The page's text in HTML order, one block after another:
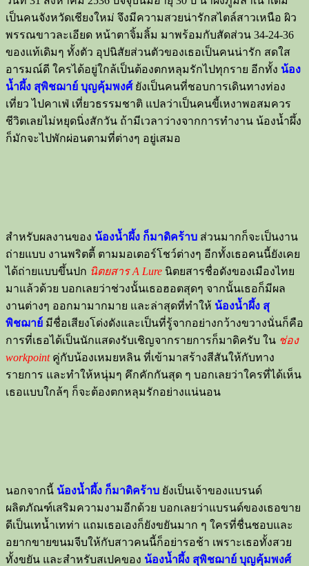
เป็นคนจังหวัดเชียงใหม่ จึงมีความสวยน่ารักสไตล์สาวเหนือ ผิว
พรรณขาวละเอียด หน้าตาจิ้มลิ้ม มาพร้อมกับสัดส่วน 34-24-36
ของแท้เดิมๆ ทั้งตัว อุปนิสัยส่วนตัวของเธอเป็นคนน่ารัก สดใส
อารมณ์ดี ใครได้อยู่ใกล้เป็นต้องตกหลุมรักไปทุกราย อีกทั้ง น้อง
น้ำผึ้ง สุพิชฌาย์ บุญคุ้มพงศ์ ยังเป็นคนที่ชอบการเดินทางท่อง
เที่ยว ไปคาเฟ่ เที่ยวธรรมชาติ แปลว่าเป็นคนขี้เหงาพอสมควร
ชีวิตเลยไม่หยุดนิ่งสักวัน ถ้ามีเวลาว่างจากการทำงาน น้องน้ำผึ้ง
ก็มักจะไปพักผ่อนตามที่ต่างๆ อยู่เสมอ
สำหรับผลงานของ น้องน้ำผึ้ง ก็มาดิคร้าบ ส่วนมากก็จะเป็นงาน
ถ่ายแบบ งานพริตตี้ ตามมอเตอร์โชว์ต่างๆ อีกทั้งเธอคนนี้ยังเคย
ได้ถ่ายแบบขึ้นปก นิตยสาร A Lure นิตยสารชื่อดังของเมืองไทย
มาแล้วด้วย บอกเลยว่าช่วงนั้นเธอฮอตสุดๆ จากนั้นเธอก็มีผล
งานต่างๆ ออกมามากมาย และล่าสุดที่ทำให้ น้องน้ำผึ้ง สุ
พิชฌาย์ มีชื่อเสียงโด่งดังและเป็นที่รู้จากอย่างกว้างขวางนั่นก็คือ
การที่เธอได้เป็นนักแสดงรับเชิญจากรายการก็มาดิครับ ใน ช่อง
workpoint คู่กับน้องเหมยหลิน ที่เข้ามาสร้างสีสันให้กับทาง
รายการ และทำให้หนุ่มๆ คึกคักกันสุด ๆ บอกเลยว่าใครที่ได้เห็น
เธอแบบใกล้ๆ ก็จะต้องตกหลุมรักอย่างแน่นอน
นอกจากนี้ น้องน้ำผึ้ง ก็มาดิคร้าบ ยังเป็นเจ้าของแบรนด์
ผลิตภัณฑ์เสริมความงามอีกด้วย บอกเลยว่าแบรนด์ของเธอขาย
ดีเป็นเทน้ำเทท่า แถมเธอเองก็ยังขยันมาก ๆ ใครที่ชื่นชอบและ
อยากขายขนมจีบให้กับสาวคนนี้ก็อย่ารอช้า เพราะเธอทั้งสวย
ทั้งขยัน และสำหรับสเปคของ น้องน้ำผึ้ง สุพิชฌาย์ บุญคุ้มพงศ์